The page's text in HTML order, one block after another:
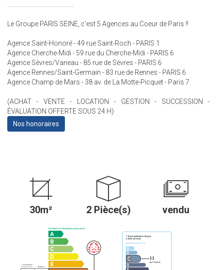
..............................................
Le Groupe PARIS SEINE, c'est 5 Agences au Coeur de Paris !!
Agence Saint-Honoré - 49 rue Saint-Roch - PARIS 1
Agence Cherche-Midi - 59 rue du Cherche-Midi - PARIS 6
Agence Sèvres/Vaneau - 85 rue de Sèvres - PARIS 6
Agence Rennes/Saint-Germain - 83 rue de Rennes - PARIS 6
Agence Champ de Mars - 38 av. de La Motte-Picquet - Paris 7
(ACHAT - VENTE - LOCATION - GESTION - SUCCESSION -
ÉVALUATION OFFERTE SOUS 24 H)
Nos honoraires
30m² 2 Pièce(s) vendu